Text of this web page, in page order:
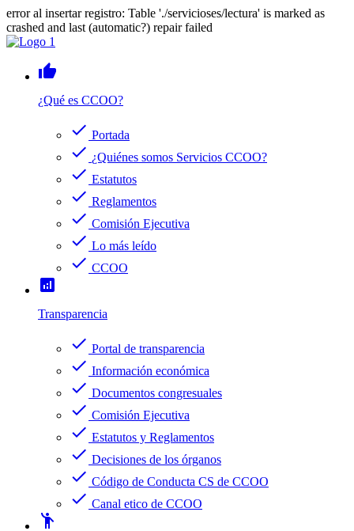
error al insertar registro: Table './servicioses/lectura' is marked as
crashed and last (automatic?) repair failed
thumb_up
¿Qué es CCOO?
check Portada
check ¿Quiénes somos Servicios CCOO?
check Estatutos
check Reglamentos
check Comisión Ejecutiva
check Lo más leído
check CCOO
analytics
Transparencia
check Portal de transparencia
check Información económica
check Documentos congresuales
check Comisión Ejecutiva
check Estatutos y Reglamentos
check Decisiones de los órganos
check Código de Conducta CS de CCOO
check Canal etico de CCOO
emoji_people